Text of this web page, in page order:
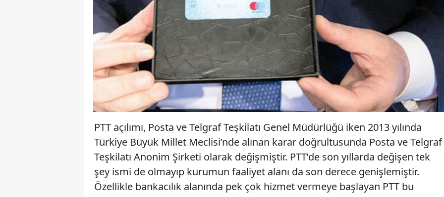
PTT açılımı, Posta ve Telgraf Teşkilatı Genel Müdürlüğü iken 2013 yılında
Türkiye Büyük Millet Meclisi’nde alınan karar doğrultusunda Posta ve Telgraf
Teşkilatı Anonim Şirketi olarak değişmiştir. PTT’de son yıllarda değişen tek
şey ismi de olmayıp kurumun faaliyet alanı da son derece genişlemiştir.
Özellikle bankacılık alanında pek çok hizmet vermeye başlayan PTT bu